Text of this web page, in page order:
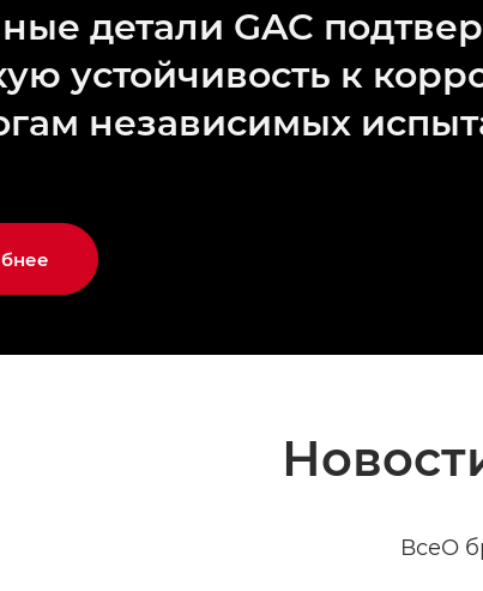
детали GAC
устойчивость к
независимых
ВсеО